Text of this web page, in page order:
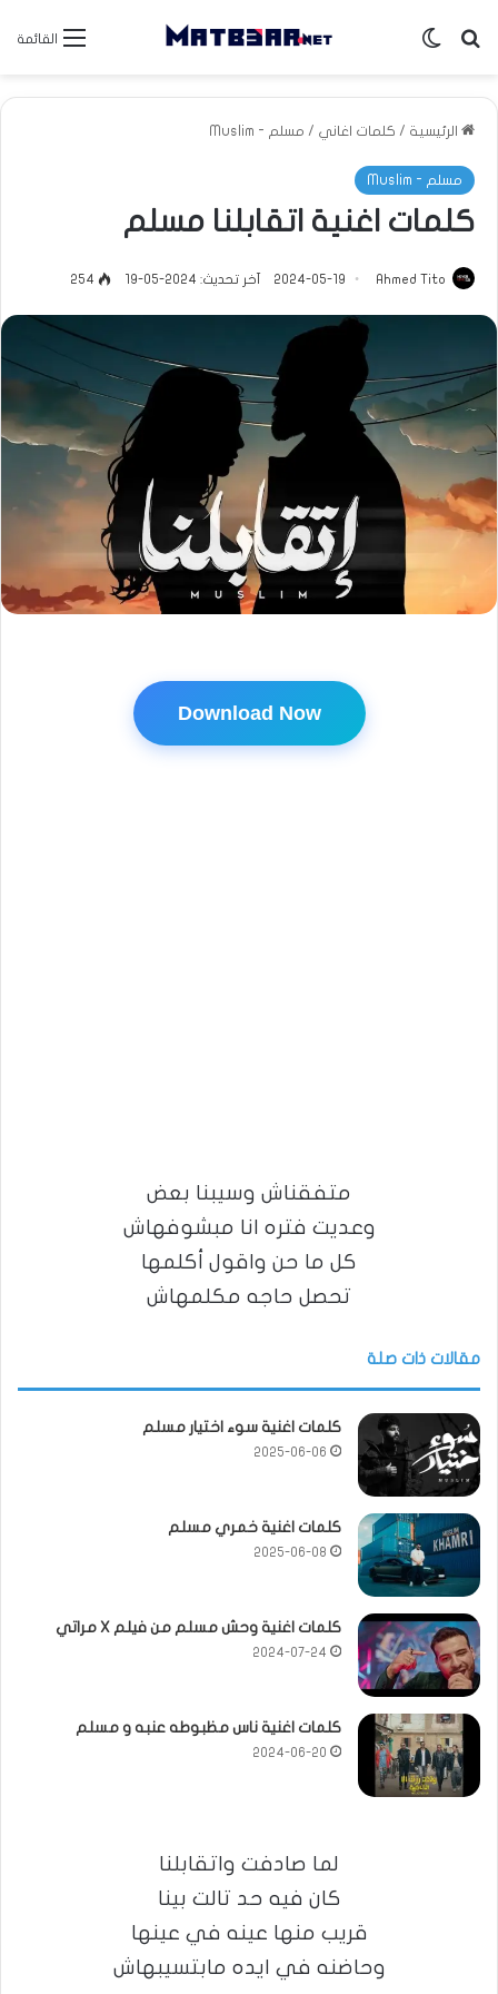
القائمة بحث عنالوضع المظلم
الرئيسية / كلمات اغاني / مسلم - Muslim
مسلم - Muslim
كلمات اغنية اتقابلنا مسلم
Ahmed Tito
2024-05-19 آخر تحديث: 2024-05-19 254
Download Now
متفقناش وسيبنا بعض
وعديت فتره انا مبشوفهاش
كل ما حن واقول أكلمها
تحصل حاجه مكلمهاش
مقالات ذات صلة
كلمات اغنية سوء اختيار مسلم
2025-06-06
كلمات اغنية خمري مسلم
2025-06-08
كلمات اغنية وحش مسلم من فيلم X مراتي
2024-07-24
كلمات اغنية ناس مظبوطه عنبه و مسلم
2024-06-20
لما صادفت واتقابلنا
كان فيه حد تالت بينا
قريب منها عينه في عينها
وحاضنه في ايده مابتسيبهاش